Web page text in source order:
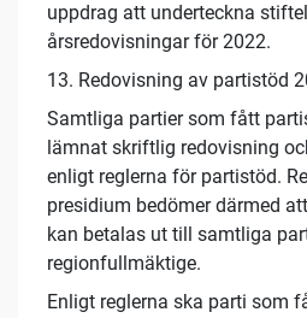
uppdrag att underteckna
årsredovisningar för 2022.
13. Redovisning av partistöd
Samtliga partier som fått
lämnat skriftlig redovisning
enligt reglerna för partistöd.
presidium bedömer därmed
kan betalas ut till samtliga
regionfullmäktige.
Enligt reglerna ska parti som